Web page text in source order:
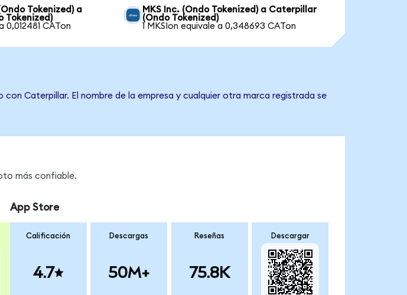
Tokenized) a
Tokenized)
0,012481 CATon
MKS Inc. (Ondo Tokenized) a Caterpillar
(Ondo Tokenized)
1 MKSIon equivale a 0,348693 CATon
Caterpillar. El nombre de la empresa y cualquier otra marca registrada se
más confiable.
App Store
Calificación
4.7
Descargas
50M+
Reseñas
75.8K
Descargar